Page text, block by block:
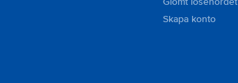
Skapa konto